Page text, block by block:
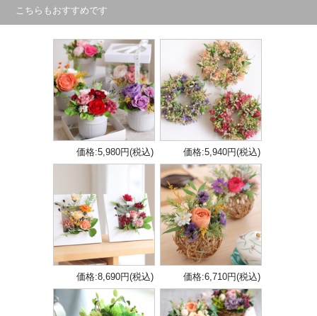
こちらもおすすめです
価格:5,980円(税込) 価格:5,940円(税込)
価格:8,690円(税込) 価格:6,710円(税込)